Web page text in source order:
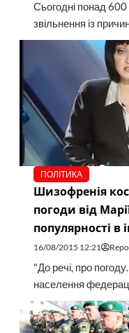
Сьогодні понад 600
звільнення із
ПОЛІТИКА
Шизофренія
погоди від
популярності в
16/08/2015 12:21
"До речі, про
населення